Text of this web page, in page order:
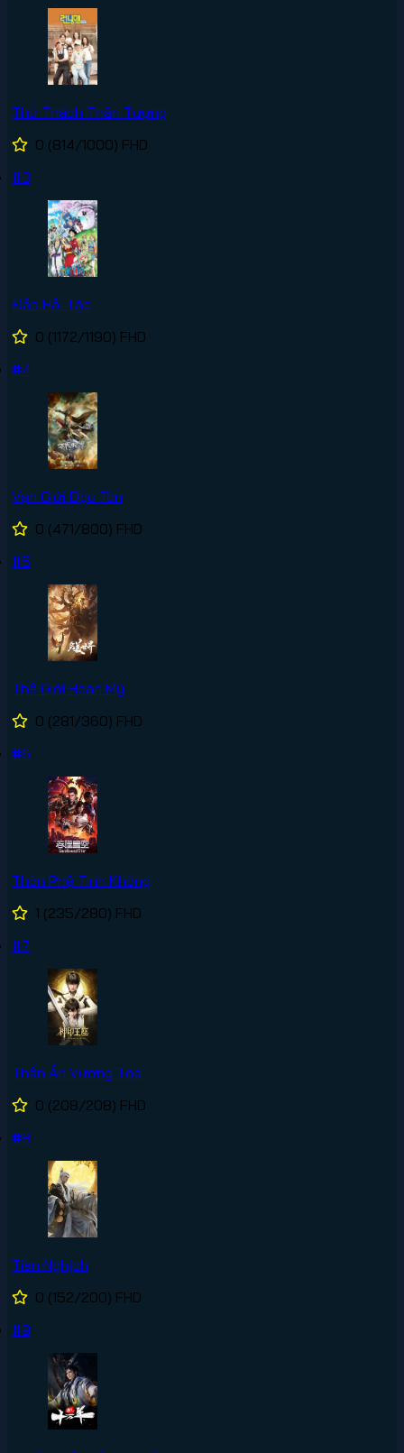
Thử Thách Thần Tượng
0 (814/1000) FHD
#3
Đảo Hải Tặc
0 (1172/1190) FHD
#4
Vạn Giới Độc Tôn
0 (471/800) FHD
#5
Thế Giới Hoàn Mỹ
0 (281/360) FHD
#6
Thôn Phệ Tinh Không
1 (235/280) FHD
#7
Thần Ấn Vương Tọa
0 (208/208) FHD
#8
Tiên Nghịch
0 (152/200) FHD
#9